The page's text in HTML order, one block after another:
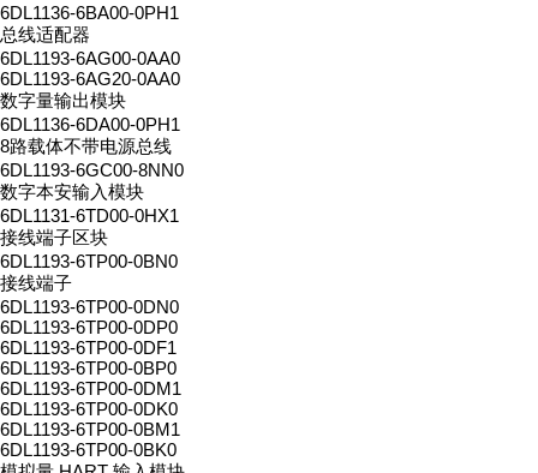
6DL1136-6BA00-0PH1
总线适配器
6DL1193-6AG00-0AA0
6DL1193-6AG20-0AA0
数字量输出模块
6DL1136-6DA00-0PH1
8路载体不带电源总线
6DL1193-6GC00-8NN0
数字本安输入模块
6DL1131-6TD00-0HX1
接线端子区块
6DL1193-6TP00-0BN0
接线端子
6DL1193-6TP00-0DN0
6DL1193-6TP00-0DP0
6DL1193-6TP00-0DF1
6DL1193-6TP00-0BP0
6DL1193-6TP00-0DM1
6DL1193-6TP00-0DK0
6DL1193-6TP00-0BM1
6DL1193-6TP00-0BK0